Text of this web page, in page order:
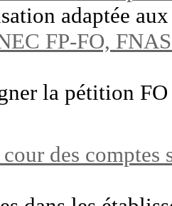
adaptée
FP-FO,
la pétition
des